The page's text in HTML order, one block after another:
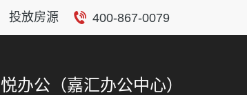
投放房源 400-867-0079
悦办公（嘉汇办公中心）